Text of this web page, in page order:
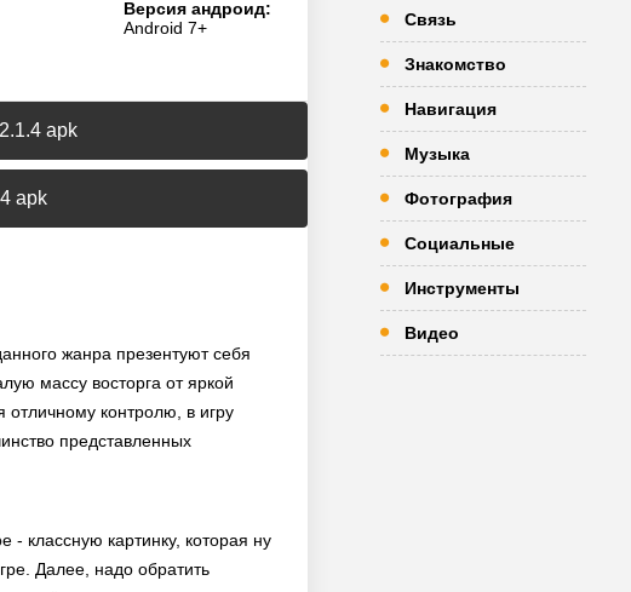
Версия андроид:
Android 7+
apk
apk
жанра презентуют себя
массу восторга от яркой
отличному контролю, в игру
представленных
классную картинку, которая ну
Далее, надо обратить
Связь
Знакомство
Навигация
Музыка
Фотография
Социальные
Инструменты
Видео